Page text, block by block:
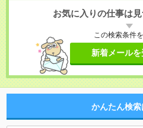
お気に入りの仕事は
この検索条件
新着メール
かんたん検索